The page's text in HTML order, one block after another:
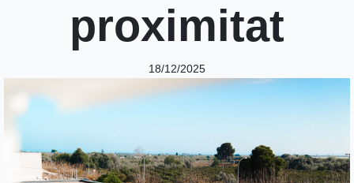
proximitat
18/12/2025